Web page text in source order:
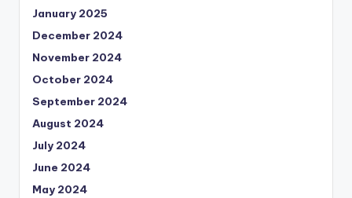
January 2025
December 2024
November 2024
October 2024
September 2024
August 2024
July 2024
June 2024
May 2024